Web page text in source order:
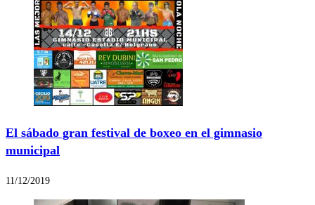
El sábado gran festival de boxeo en el gimnasio
municipal
11/12/2019